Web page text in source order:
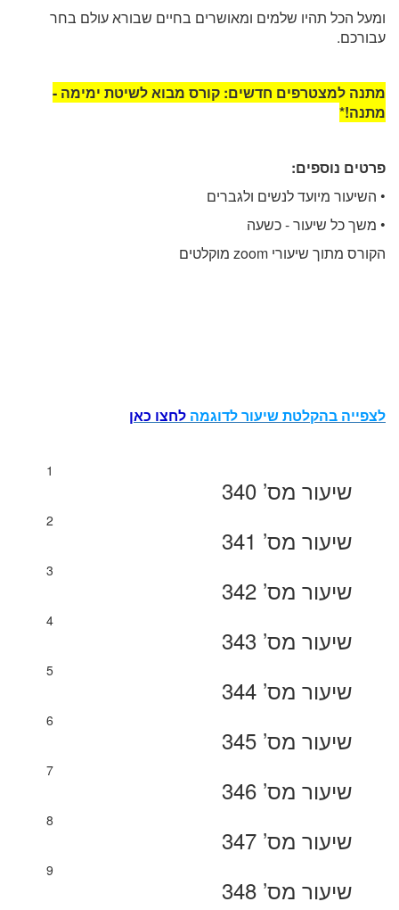
ומעל הכל תהיו שלמים ומאושרים בחיים שבורא עולם בחר
עבורכם.
מתנה למצטרפים חדשים: קורס מבוא לשיטת ימימה -
מתנה!*
פרטים נוספים:
• השיעור מיועד לנשים ולגברים
• משך כל שיעור - כשעה
הקורס מתוך שיעורי zoom מוקלטים
לצפייה בהקלטת שיעור לדוגמה לחצו כאן
1
שיעור מס’ 340
2
שיעור מס’ 341
3
שיעור מס’ 342
4
שיעור מס’ 343
5
שיעור מס’ 344
6
שיעור מס’ 345
7
שיעור מס’ 346
8
שיעור מס’ 347
9
שיעור מס’ 348